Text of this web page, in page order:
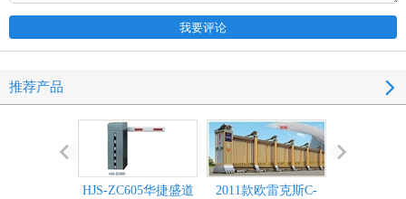
推荐产品
HJS-ZC605华捷盛道
2011款欧雷克斯C-